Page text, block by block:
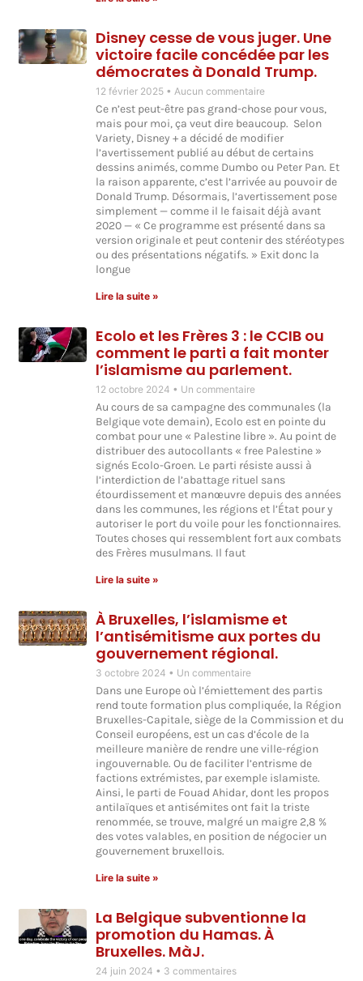
Disney cesse de vous juger. Une
victoire facile concédée par les
démocrates à Donald Trump.
12 février 2025 Aucun commentaire
Ce n’est peut-être pas grand-chose pour vous,
mais pour moi, ça veut dire beaucoup. Selon
Variety, Disney + a décidé de modifier
l’avertissement publié au début de certains
dessins animés, comme Dumbo ou Peter Pan. Et
la raison apparente, c’est l’arrivée au pouvoir de
Donald Trump. Désormais, l’avertissement pose
simplement — comme il le faisait déjà avant
2020 — « Ce programme est présenté dans sa
version originale et peut contenir des stéréotypes
ou des présentations négatifs. » Exit donc la
longue
Lire la suite »
Ecolo et les Frères 3 : le CCIB ou
comment le parti a fait monter
l’islamisme au parlement.
12 octobre 2024 Un commentaire
Au cours de sa campagne des communales (la
Belgique vote demain), Ecolo est en pointe du
combat pour une « Palestine libre ». Au point de
distribuer des autocollants « free Palestine »
signés Ecolo-Groen. Le parti résiste aussi à
l’interdiction de l’abattage rituel sans
étourdissement et manœuvre depuis des années
dans les communes, les régions et l’État pour y
autoriser le port du voile pour les fonctionnaires.
Toutes choses qui ressemblent fort aux combats
des Frères musulmans. Il faut
Lire la suite »
À Bruxelles, l’islamisme et
l’antisémitisme aux portes du
gouvernement régional.
3 octobre 2024 Un commentaire
Dans une Europe où l’émiettement des partis
rend toute formation plus compliquée, la Région
Bruxelles-Capitale, siège de la Commission et du
Conseil européens, est un cas d’école de la
meilleure manière de rendre une ville-région
ingouvernable. Ou de faciliter l’entrisme de
factions extrémistes, par exemple islamiste.
Ainsi, le parti de Fouad Ahidar, dont les propos
antilaïques et antisémites ont fait la triste
renommée, se trouve, malgré un maigre 2,8 %
des votes valables, en position de négocier un
gouvernement bruxellois.
Lire la suite »
La Belgique subventionne la
promotion du Hamas. À
Bruxelles. MàJ.
24 juin 2024 3 commentaires